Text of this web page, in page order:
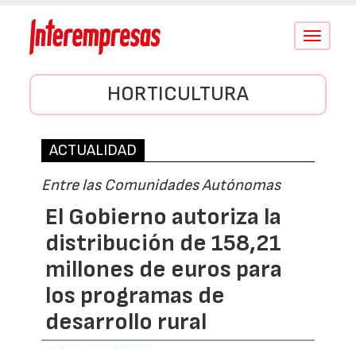
Conmutar
HORTICULTURA
ACTUALIDAD
Entre las Comunidades Autónomas
El Gobierno autoriza la
distribución de 158,21
millones de euros para
los programas de
desarrollo rural